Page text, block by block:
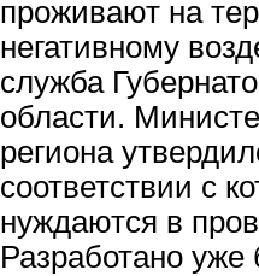
проживают на
негативному
служба
области.
региона
соответствии с
нуждаются в
Разработано уже